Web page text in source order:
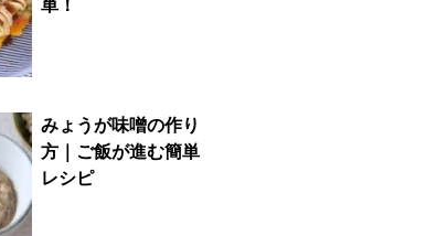
単！
みょうが味噌の作り
方｜ご飯が進む簡単
レシピ